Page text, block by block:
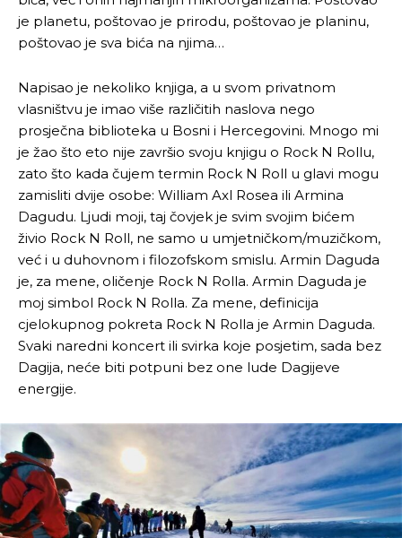
je planetu, poštovao je prirodu, poštovao je planinu,
poštovao je sva bića na njima…
Napisao je nekoliko knjiga, a u svom privatnom
vlasništvu je imao više različitih naslova nego
prosječna biblioteka u Bosni i Hercegovini. Mnogo mi
je žao što eto nije završio svoju knjigu o Rock N Rollu,
zato što kada čujem termin Rock N Roll u glavi mogu
zamisliti dvije osobe: William Axl Rosea ili Armina
Dagudu. Ljudi moji, taj čovjek je svim svojim bićem
živio Rock N Roll, ne samo u umjetničkom/muzičkom,
već i u duhovnom i filozofskom smislu. Armin Daguda
je, za mene, oličenje Rock N Rolla. Armin Daguda je
moj simbol Rock N Rolla. Za mene, definicija
cjelokupnog pokreta Rock N Rolla je Armin Daguda.
Svaki naredni koncert ili svirka koje posjetim, sada bez
Dagija, neće biti potpuni bez one lude Dagijeve
energije.